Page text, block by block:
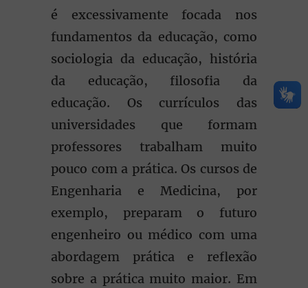
é excessivamente focada nos
fundamentos da educação, como
sociologia da educação, história
da educação, filosofia da
educação. Os currículos das
universidades que formam
professores trabalham muito
pouco com a prática. Os cursos de
Engenharia e Medicina, por
exemplo, preparam o futuro
engenheiro ou médico com uma
abordagem prática e reflexão
sobre a prática muito maior. Em